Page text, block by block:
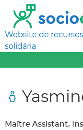
Website de
solidária
Maître Assistant,